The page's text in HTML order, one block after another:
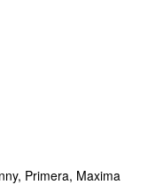
Primera, Maxima